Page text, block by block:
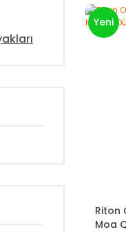
Yeni
Riton
Moa